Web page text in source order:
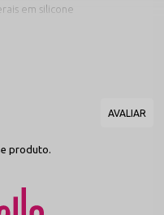
em silicone
em tule leve
Disponível nas cores
calcinhas sensuais
Sensualle
produto.